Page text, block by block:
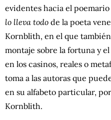
evidentes hacia el poemario
lo lleva todo de la poeta
Kornblith, en el que
montaje sobre la fortuna y
en los casinos, reales o
toma a las autoras que
en su alfabeto particular,
Kornblith.